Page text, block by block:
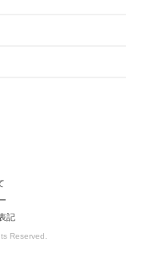
記
Reserved.